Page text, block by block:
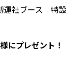
社ブース 特
にプレゼント！